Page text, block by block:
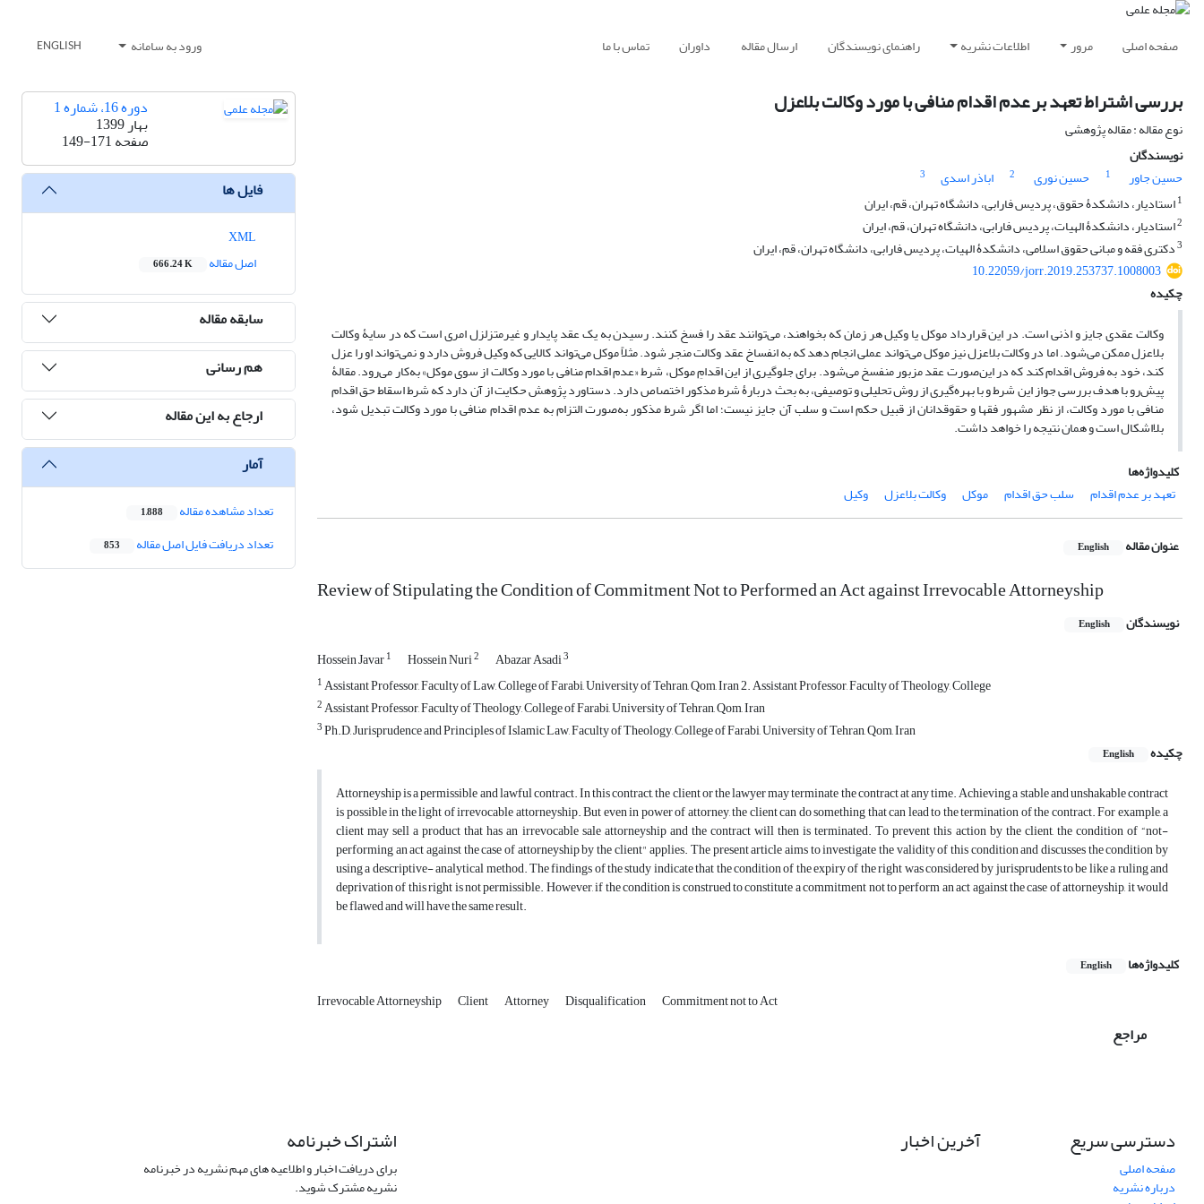
صفحه اصلی مرور اطلاعات نشریه راهنمای نویسندگان ارسال مقاله داوران تماس با ما ورود به سامانه ENGLISH
بررسی اشتراط تعهد بر عدم اقدام منافی با مورد وکالت بلاعزل
نوع مقاله : مقاله پژوهشی
نویسندگان
حسین جاور
1 حسین نوری 2 اباذر اسدی
3
1استادیار، دانشکدۀ حقوق، پردیس فارابی، دانشگاه تهران، قم، ایران
2استادیار، دانشکدۀ الهیات، پردیس فارابی، دانشگاه تهران، قم، ایران
3دکتری فقه و مبانی حقوق اسلامی، دانشکدۀ الهیات، پردیس فارابی، دانشگاه تهران، قم، ایران
10.22059/jorr.2019.253737.1008003
چکیده
وکالت عقدی جایز و اذنی است. در این قرارداد موکل یا وکیل هر زمان که بخواهند، می‌توانند عقد را فسخ کنند. رسیدن به یک عقد پایدار و غیرمتزلزل امری است که در سایۀ وکالت
بلاعزل ممکن می‌شود. اما در وکالت بلاعزل نیز موکل می‌تواند عملی انجام دهد که به انفساخ عقد وکالت منجر شود. مثلاً موکل می‌تواند کالایی که وکیل فروش دارد و نمی‌تواند او را عزل
کند، خود به فروش اقدام کند که در این‌صورت عقد مزبور منفسخ می‌شود. برای جلوگیری از این اقدامِ موکل، شرط «عدم اقدام منافی با مورد وکالت از سوی موکل» به‌کار می‌رود. مقالۀ
پیش‌رو با هدف بررسی جواز این شرط و با بهره‌گیری از روش تحلیلی و توصیفی، به بحث دربارۀ شرط مذکور اختصاص دارد. دستاورد پژوهش حکایت از آن دارد که شرط اسقاط حق اقدام
منافی با مورد وکالت، از نظر مشهور فقها و حقوقدانان از قبیل حکم است و سلب آن جایز نیست؛ اما اگر شرط مذکور به‌صورت التزام به عدم اقدام منافی با مورد وکالت تبدیل شود،
بلااشکال است و همان نتیجه را خواهد داشت.
کلیدواژه‌ها
تعهد بر عدم اقدام
سلب حق اقدام موکل وکالت بلاعزل وکیل
عنوان مقاله English
Review of Stipulating the Condition of Commitment Not to Performed an Act against Irrevocable Attorneyship
نویسندگان English
Hossein Javar1 Hossein Nuri2 Abazar Asadi3
1Assistant Professor, Faculty of Law, College of Farabi, University of Tehran, Qom, Iran 2. Assistant Professor, Faculty of Theology, College
2Assistant Professor, Faculty of Theology, College of Farabi, University of Tehran, Qom, Iran
3Ph.D, Jurisprudence and Principles of Islamic Law, Faculty of Theology, College of Farabi, University of Tehran, Qom, Iran
چکیده
English
Attorneyship is a permissible and lawful contract. In this contract, the client or the lawyer may terminate the contract at any time. Achieving a stable and unshakable contract
is possible in the light of irrevocable attorneyship. But even in power of attorney, the client can do something that can lead to the termination of the contract. For example, a
client may sell a product that has an irrevocable sale attorneyship and the contract will then is terminated. To prevent this action by the client, the condition of “not-
performing an act against the case of attorneyship by the client" applies. The present article aims to investigate the validity of this condition and discusses the condition by
using a descriptive- analytical method. The findings of the study indicate that the condition of the expiry of the right was considered by jurisprudents to be like a ruling and
deprivation of this right is not permissible. However, if the condition is construed to constitute a commitment not to perform an act against the case of attorneyship, it would
be flawed and will have the same result.
کلیدواژه‌ها English
Irrevocable Attorneyship Client Attorney Disqualification Commitment not to Act
مراجع
دوره 16، شماره 1
بهار 1399
صفحه149-171
فایل ها
اصل مقاله
666.24 K
سابقه مقاله
هم رسانی
ارجاع به این مقاله
آمار
تعداد مشاهده مقاله 1,888
تعداد دریافت فایل اصل مقاله 853
دسترسی سریع
صفحه اصلی
درباره نشریه
آخرین اخبار اشتراک خبرنامه
برای دریافت اخبار و اطلاعیه های مهم نشریه در خبرنامه
نشریه مشترک شوید.